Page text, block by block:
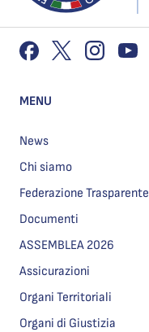
MENU
News
Chi siamo
Federazione Trasparente
Documenti
ASSEMBLEA 2026
Assicurazioni
Organi Territoriali
Organi di Giustizia